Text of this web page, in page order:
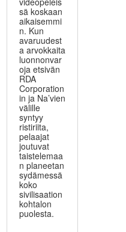
sä koskaan
aikaisemmi
n. Kun
avaruudest
a arvokkaita
luonnonvar
oja etsivän
RDA
Corporation
in ja Na’vien
välille
syntyy
ristiriita,
pelaajat
joutuvat
taistelemaa
n planeetan
sydämessä
koko
sivilisaation
kohtalon
puolesta.